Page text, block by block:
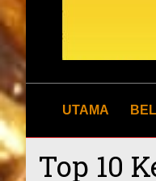
UTAMA
Top 10